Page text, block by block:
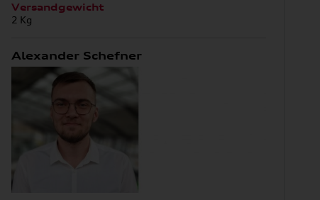
Versandgewicht
2 Kg
Alexander Schefner